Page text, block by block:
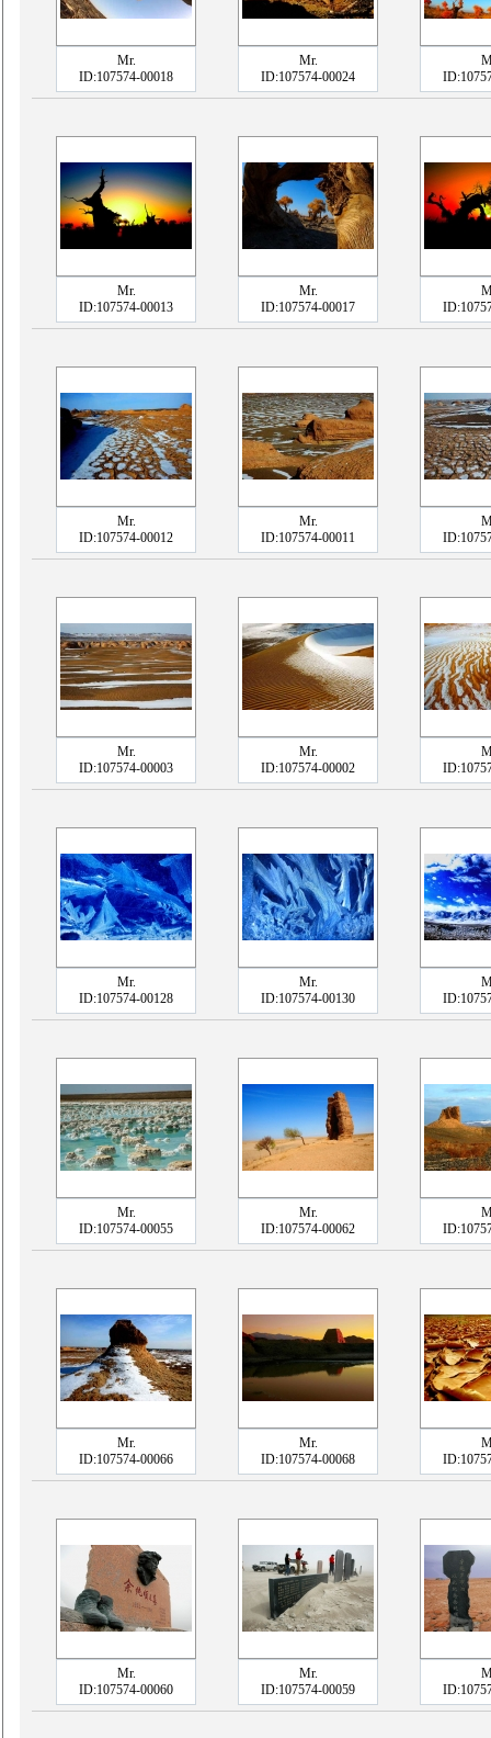
Mr.
ID:107574-00018
Mr.
ID:107574-00024
Mr.
ID:107574-00013
Mr.
ID:107574-00017
Mr.
ID:107574-00012
Mr.
ID:107574-00011
Mr.
ID:107574-00003
Mr.
ID:107574-00002
Mr.
ID:107574-00128
Mr.
ID:107574-00130
Mr.
ID:107574-00055
Mr.
ID:107574-00062
Mr.
ID:107574-00066
Mr.
ID:107574-00068
Mr.
ID:107574-00060
Mr.
ID:107574-00059